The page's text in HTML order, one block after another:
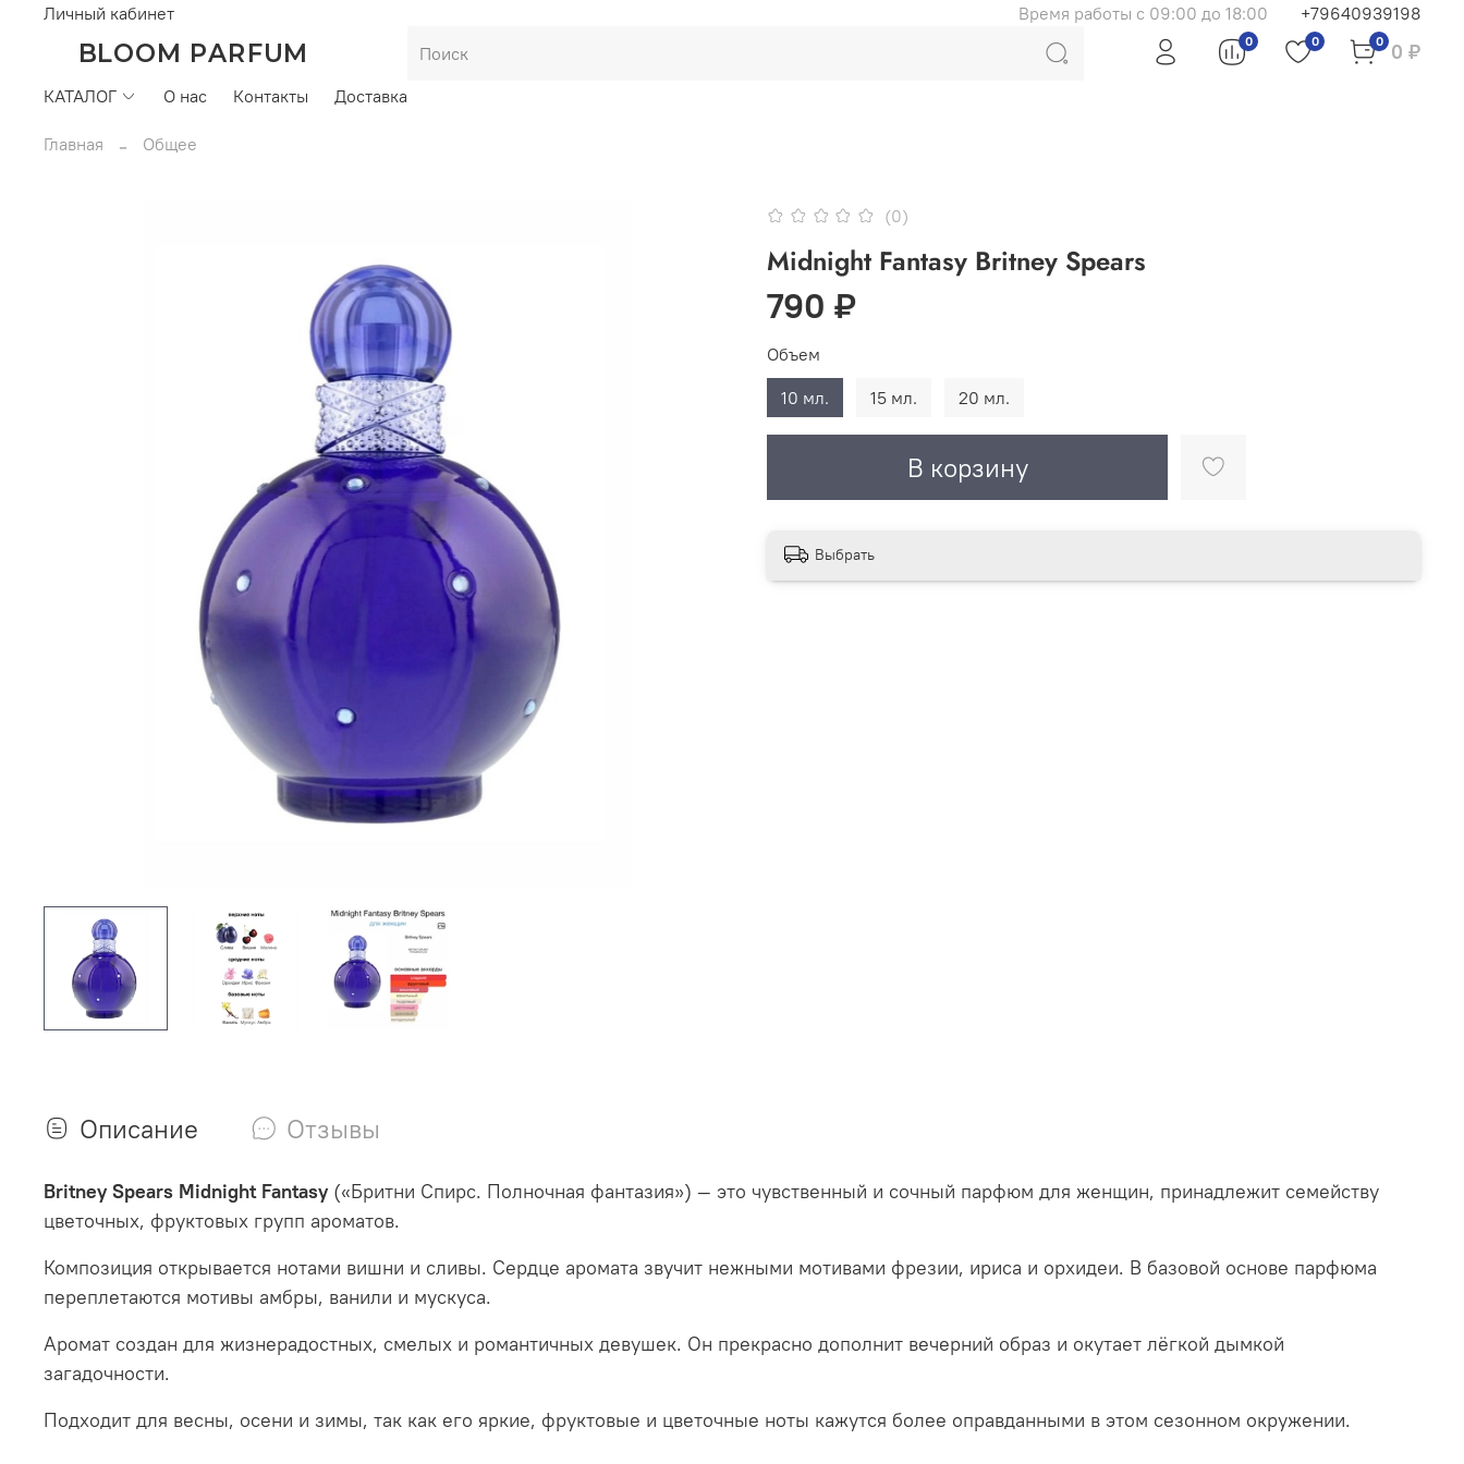
Личный кабинет Время работы с 09:00 до 18:00 +79640939198
BLOOM PARFUM 0 0 0 0 ₽
КАТАЛОГ О нас Контакты Доставка
Главная Общее
(0)
Midnight Fantasy Britney Spears
790 ₽
В корзину
Объем
10 мл.
15 мл. 20 мл.
Выбрать
Описание Отзывы
Britney Spears Midnight Fantasy («Бритни Спирс. Полночная фантазия») — это чувственный и сочный парфюм для женщин, принадлежит семейству
цветочных, фруктовых групп ароматов.
Композиция открывается нотами вишни и сливы. Сердце аромата звучит нежными мотивами фрезии, ириса и орхидеи. В базовой основе парфюма
переплетаются мотивы амбры, ванили и мускуса.
Аромат создан для жизнерадостных, смелых и романтичных девушек. Он прекрасно дополнит вечерний образ и окутает лёгкой дымкой
загадочности.
Подходит для весны, осени и зимы, так как его яркие, фруктовые и цветочные ноты кажутся более оправданными в этом сезонном окружении.